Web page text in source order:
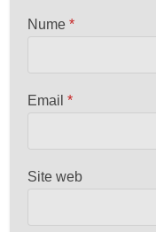
Nume*
Email*
Site web